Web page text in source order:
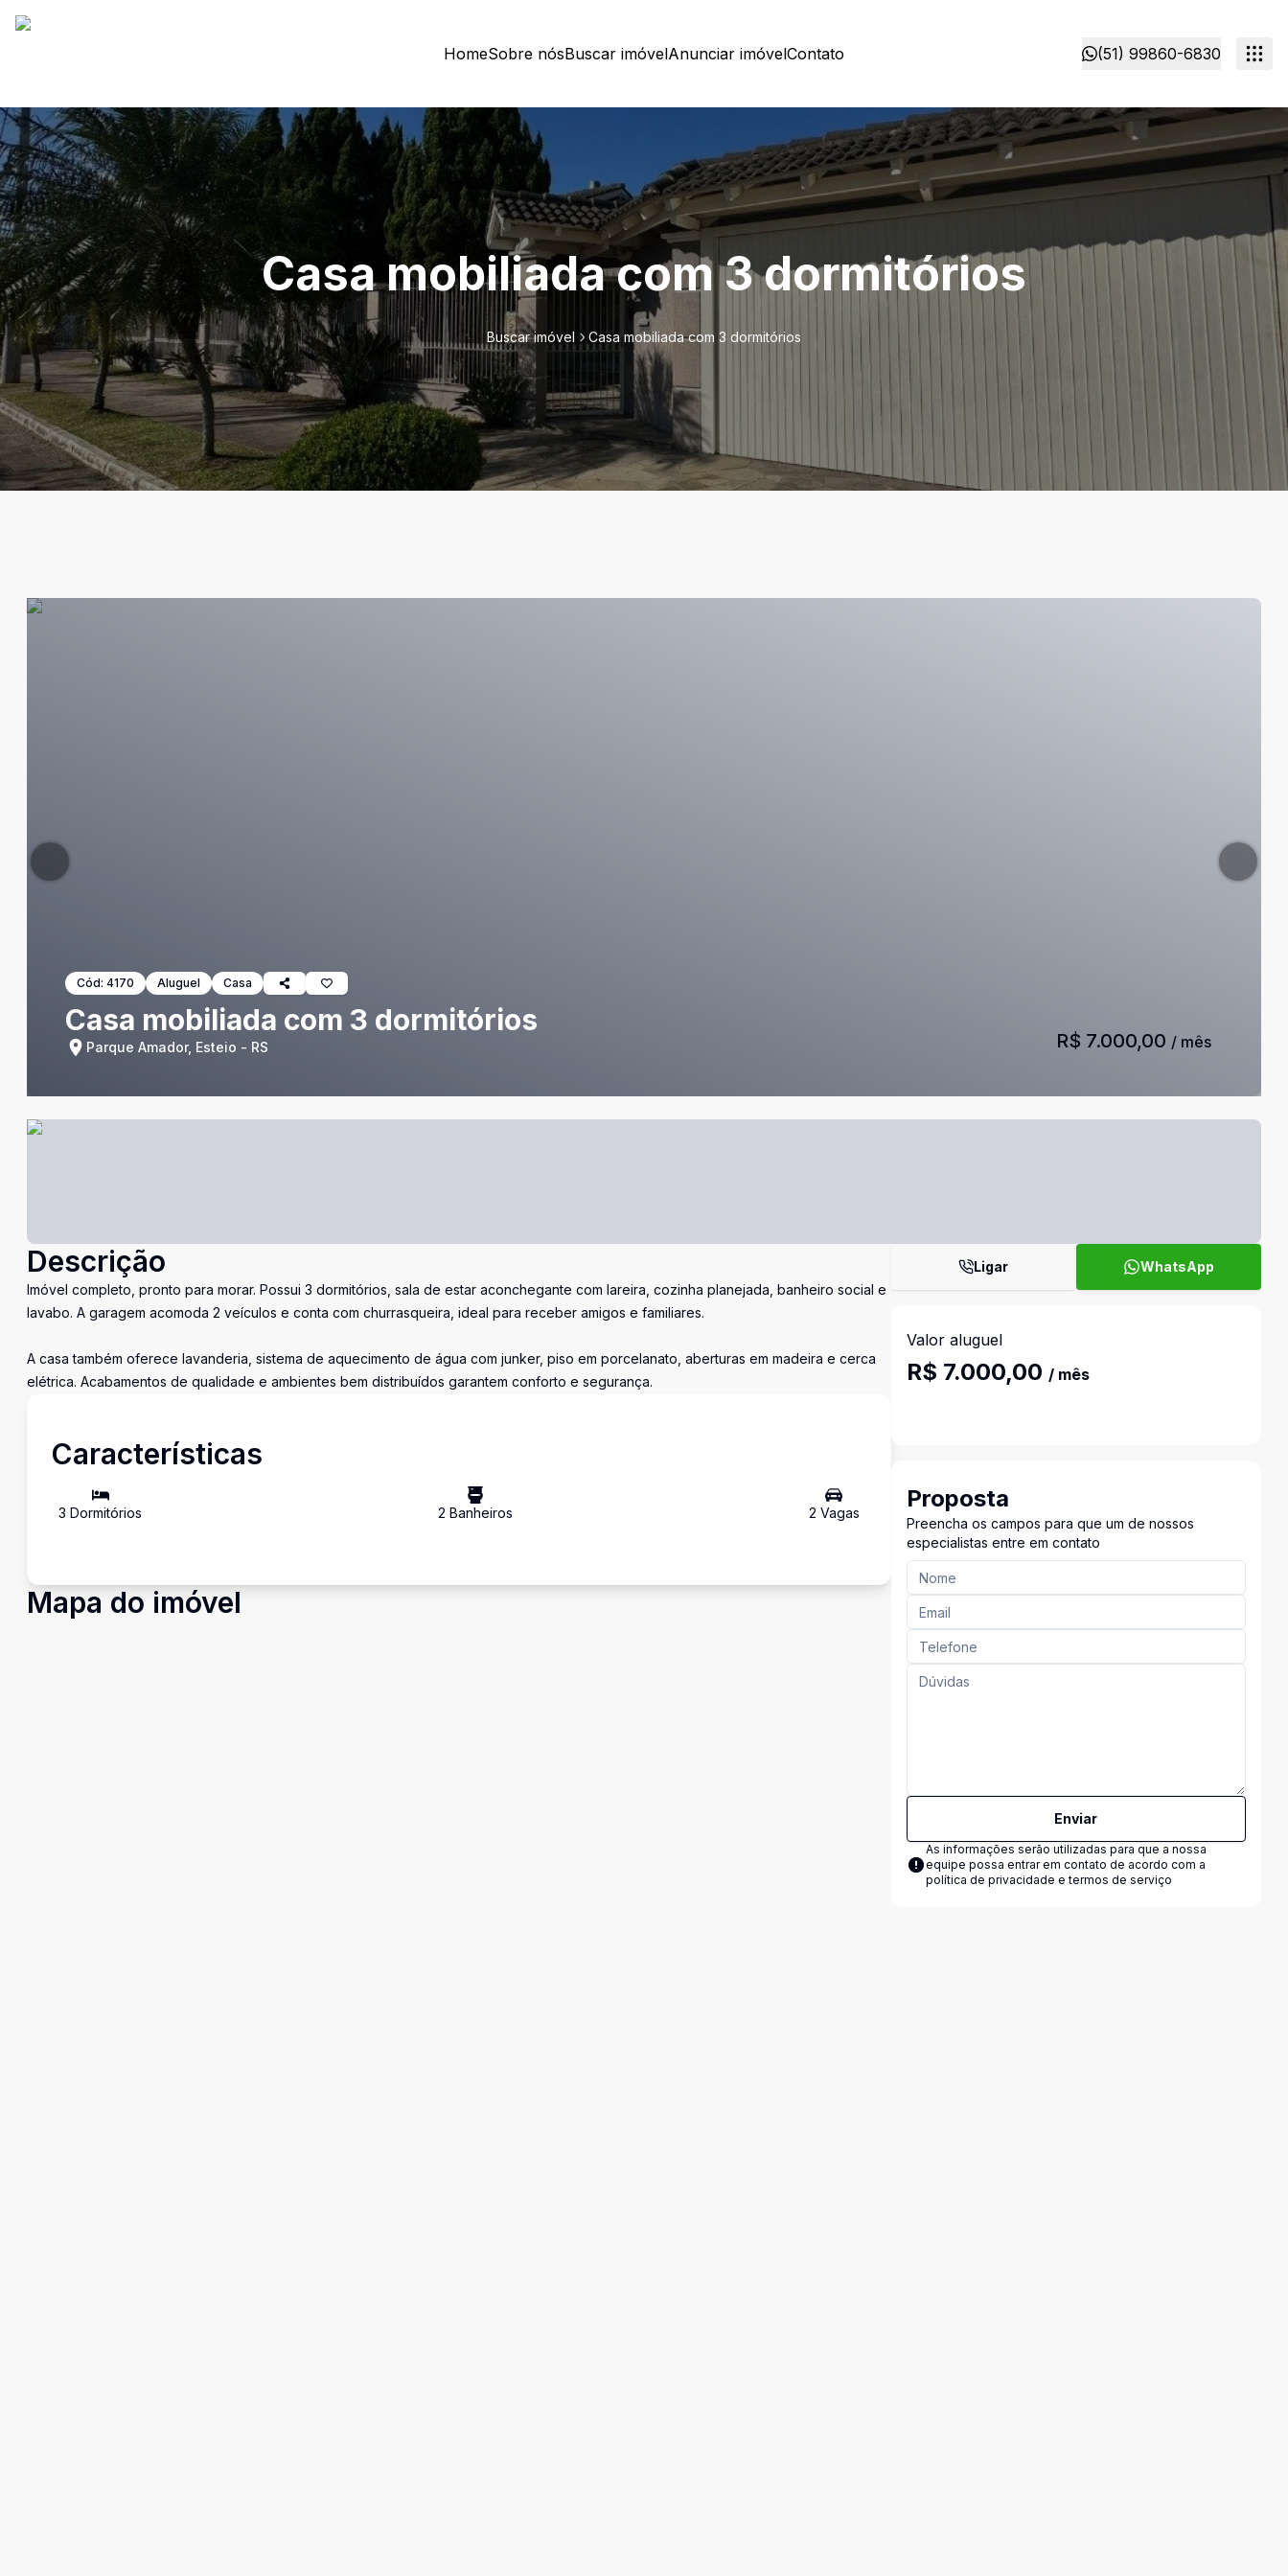
HomeSobre nósBuscar imóvelAnunciar imóvelContato (51) 99860-6830
Casa mobiliada com 3 dormitórios
Buscar imóvel Casa mobiliada com 3 dormitórios
Cód: 4170 Aluguel Casa
Casa mobiliada com 3 dormitórios
Parque Amador, Esteio - RS R$ 7.000,00 / mês
Descrição
Imóvel completo, pronto para morar. Possui 3 dormitórios, sala de estar aconchegante com lareira, cozinha planejada, banheiro social e
lavabo. A garagem acomoda 2 veículos e conta com churrasqueira, ideal para receber amigos e familiares.
A casa também oferece lavanderia, sistema de aquecimento de água com junker, piso em porcelanato, aberturas em madeira e cerca
elétrica. Acabamentos de qualidade e ambientes bem distribuídos garantem conforto e segurança.
Características
3 Dormitórios 2 Banheiros 2 Vagas
Mapa do imóvel
Ligar WhatsApp
Valor aluguel
R$ 7.000,00 / mês
Proposta
Preencha os campos para que um de nossos
especialistas entre em contato
Enviar
As informações serão utilizadas para que a nossa
equipe possa entrar em contato de acordo com a
política de privacidade e termos de serviço